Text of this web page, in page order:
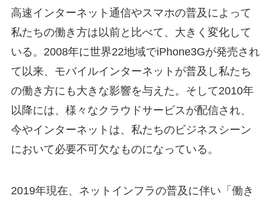
高速インターネット通信やスマホの普及によって
私たちの働き方は以前と比べて、大きく変化して
いる。2008年に世界22地域でiPhone3Gが発売され
て以来、モバイルインターネットが普及し私たち
の働き方にも大きな影響を与えた。そして2010年
以降には、様々なクラウドサービスが配信され、
今やインターネットは、私たちのビジネスシーン
において必要不可欠なものになっている。
2019年現在、ネットインフラの普及に伴い「働き